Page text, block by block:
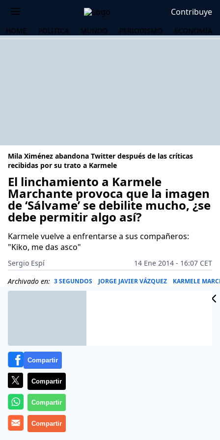
Contribuye
HOME POLÍTICA MUNDO PERIODISMO ECONOMÍA
Mila Ximénez abandona Twitter después de las críticas
recibidas por su trato a Karmele
El linchamiento a Karmele
Marchante provoca que la imagen
de ‘Sálvame’ se debilite mucho, ¿se
debe permitir algo así?
Karmele vuelve a enfrentarse a sus compañeros:
"Kiko, me das asco"
Sergio Espí
14 Ene 2014 - 16:07 CET
Archivado en: 3 SEGUNDOS JORGE JAVIER VÁZQUEZ KARMELE
Compartir
Compartir
Compartir
Compartir